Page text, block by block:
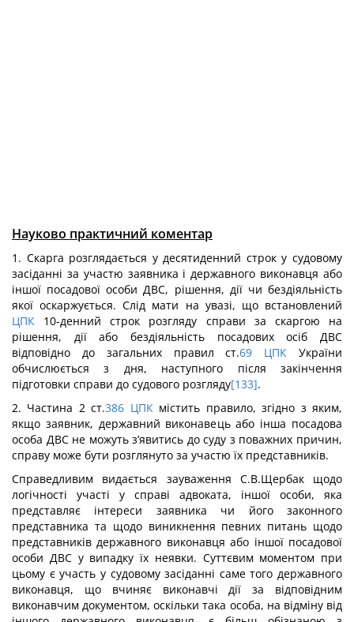
Науково практичний коментар
1. Скарга розглядається у десятиденний строк у судовому
засіданні за участю заявника і державного виконавця або
іншої посадової особи ДВС, рішення, дії чи бездіяльність
якої оскаржується. Слід мати на увазі, що встановлений
ЦПК 10-денний строк розгляду справи за скаргою на
рішення, дії або бездіяльність посадових осіб ДВС
відповідно до загальних правил ст.69 ЦПК України
обчислюється з дня, наступного після закінчення
підготовки справи до судового розгляду[133].
2. Частина 2 ст.386 ЦПКмістить правило, згідно з яким,
якщо заявник, державний виконавець або інша посадова
особа ДВС не можуть з’явитись до суду з поважних причин,
справу може бути розглянуто за участю їх представників.
Справедливим видається зауваження С.В.Щербак щодо
логічності участі у справі адвоката, іншої особи, яка
представляє інтереси заявника чи його законного
представника та щодо виникнення певних питань щодо
представників державного виконавця або іншої посадової
особи ДВС у випадку їх неявки. Суттєвим моментом при
цьому є участь у судовому засіданні саме того державного
виконавця, що вчиняє виконавчі дії за відповідним
виконавчим документом, оскільки така особа, на відміну від